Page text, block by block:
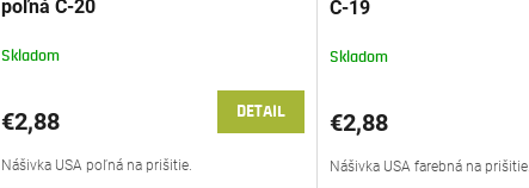
poľná C-20
Skladom
€2,88 DETAIL
Nášivka USA poľná na prišitie.
C-19
Skladom
€2,88
Nášivka USA farebná na prišitie.